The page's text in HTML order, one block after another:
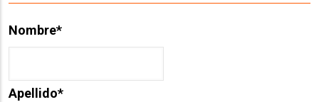
Nombre*
Apellido*